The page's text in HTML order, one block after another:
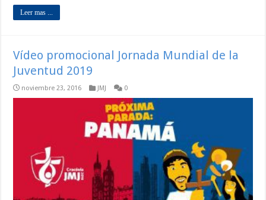
Leer mas ...
Vídeo promocional Jornada Mundial de la
Juventud 2019
noviembre 23, 2016 JMJ 0